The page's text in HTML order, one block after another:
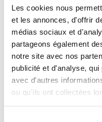
Les cookies nous
et les annonces, d'offrir
médias sociaux et
partageons également
notre site avec nos
publicité et d'analyse,
avec d'autres
ou qu'ils ont collectées
Pick-up with shuttle to
Unlimited mileage
Comprehensive
Fuel: full tank to return
RENTAL